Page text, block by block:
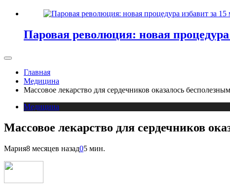
Паровая революция: новая
Главная
Медицина
Массовое лекарство для сердечников оказалось
Медицина
Массовое лекарство для сердечников
Мария8 месяцев назад05 мин.